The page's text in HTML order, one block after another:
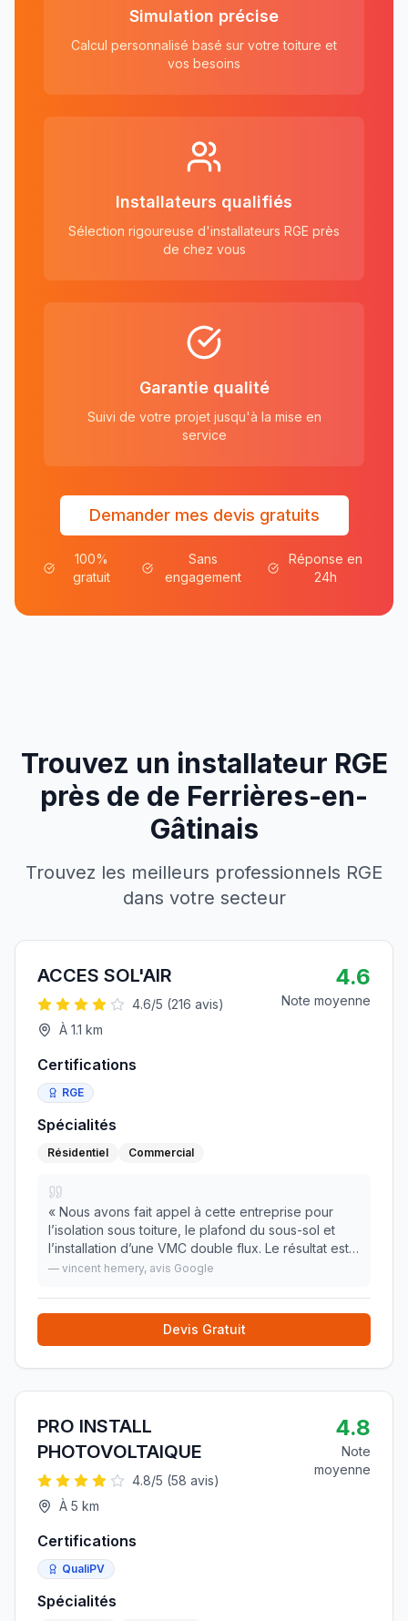
Simulation précise
Calcul personnalisé basé sur votre toiture et
vos besoins
Installateurs qualifiés
Sélection rigoureuse d'installateurs RGE près
de chez vous
Garantie qualité
Suivi de votre projet jusqu'à la mise en
service
Demander mes devis gratuits
100%
gratuit
Sans
engagement
Réponse en
24h
Trouvez un installateur RGE
près de de Ferrières-en-
Gâtinais
Trouvez les meilleurs professionnels RGE
dans votre secteur
ACCES SOL'AIR
4.6/5 (216 avis)
À 1.1 km
4.6
Note moyenne
Certifications
RGE
Spécialités
Résidentiel Commercial
« Nous avons fait appel à cette entreprise pour
l’isolation sous toiture, le plafond du sous-sol et
l’installation d’une VMC double flux. Le résultat est
soigné et conforme à nos attentes. L’équipe a été
— vincent hemery, avis Google
Devis Gratuit
PRO INSTALL
PHOTOVOLTAIQUE
4.8/5 (58 avis)
À 5 km
4.8
Note
moyenne
Certifications
QualiPV
Spécialités